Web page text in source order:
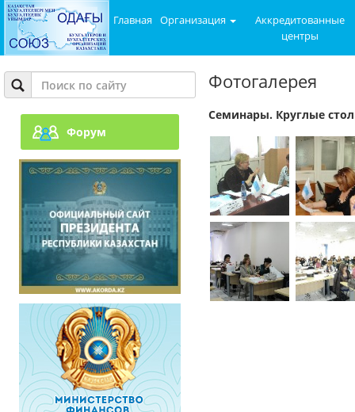
Главная Организация
Аккредитованные
центры
Форум
Фотогалерея
Семинары. Круглые